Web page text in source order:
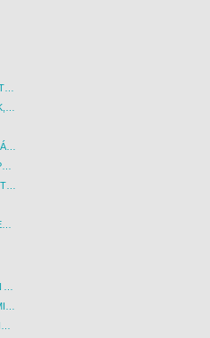
KÖZVETLEN TENGERPARTI SZÁLLÁSOK
ALL INCLUSIVE UTAZÁSOK, NYARALÁSOK
BUSZOS VÁROSLÁTOGATÁSOK
BUSZOS GYEREKBARÁT PROGRAMOK
BUSZOS TÚRÁK, GYALOGTÚRÁK
CSAK FELNŐTT VENDÉGEKET FOGADÓ SZÁLLÁSOK
BUDAVÁR TOURS MINDEN AKCIÓS ÚT
BUDAVÁR TOURS FIRST MINUTE AKCIÓS UTAK
BUDAVÁR TOURS LAST MINUTE AKCIÓS UTAK